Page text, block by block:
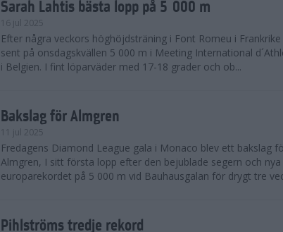
Sarah Lahtis bästa lopp på 5 000 m
16 jul 2025
Efter några veckors höghöjdsträning i Font Romeu i Frankrike
sent på onsdagskvällen 5 000 m i Meeting International
i Belgien. I fint löparväder med 17-18 grader och ob...
Bakslag för Almgren
11 jul 2025
Fredagens Diamond League gala i Monaco blev ett bakslag
Almgren, I sitt första lopp efter den bejublade segern och nya
europarekordet på 5 000 m vid Bauhausgalan för drygt tre
Pihlströms tredje rekord